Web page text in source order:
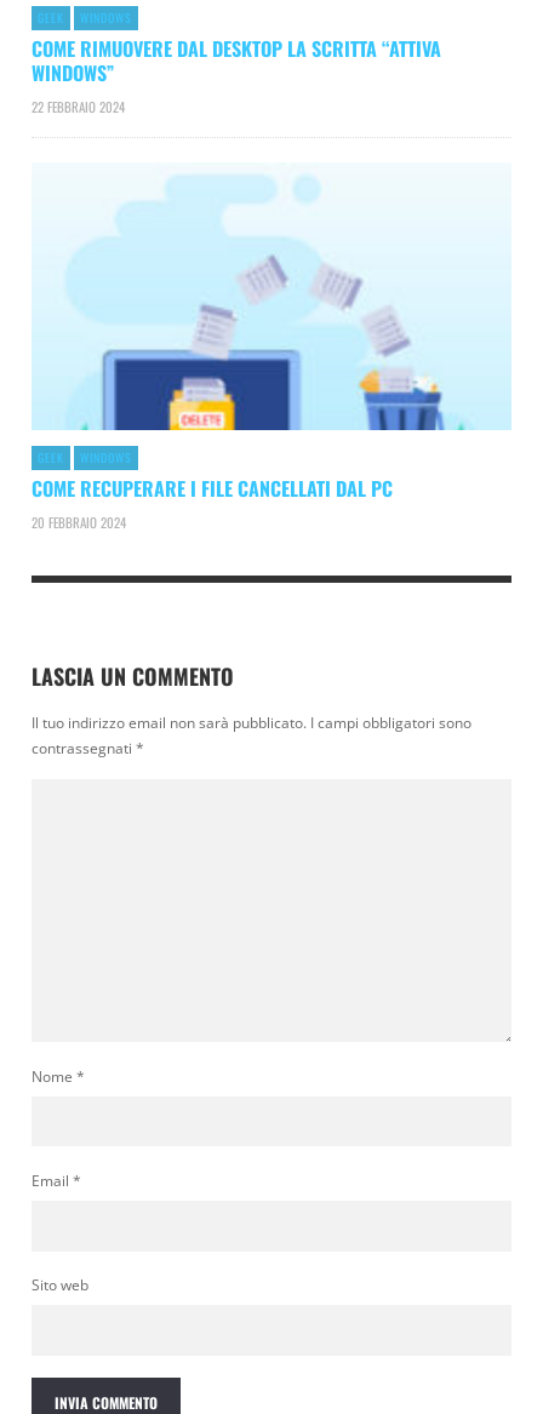
GEEK WINDOWS
COME RIMUOVERE DAL DESKTOP LA SCRITTA “ATTIVA
WINDOWS”
22 FEBBRAIO 2024
GEEK WINDOWS
COME RECUPERARE I FILE CANCELLATI DAL PC
20 FEBBRAIO 2024
LASCIA UN COMMENTO
Il tuo indirizzo email non sarà pubblicato. I campi obbligatori sono
contrassegnati *
Nome *
Email *
Sito web